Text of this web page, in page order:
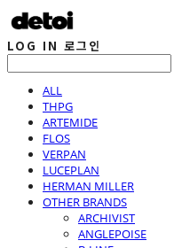
LOG IN 로그인
ALL
THPG
ARTEMIDE
FLOS
VERPAN
LUCEPLAN
HERMAN MILLER
OTHER BRANDS
ARCHIVIST
ANGLEPOISE